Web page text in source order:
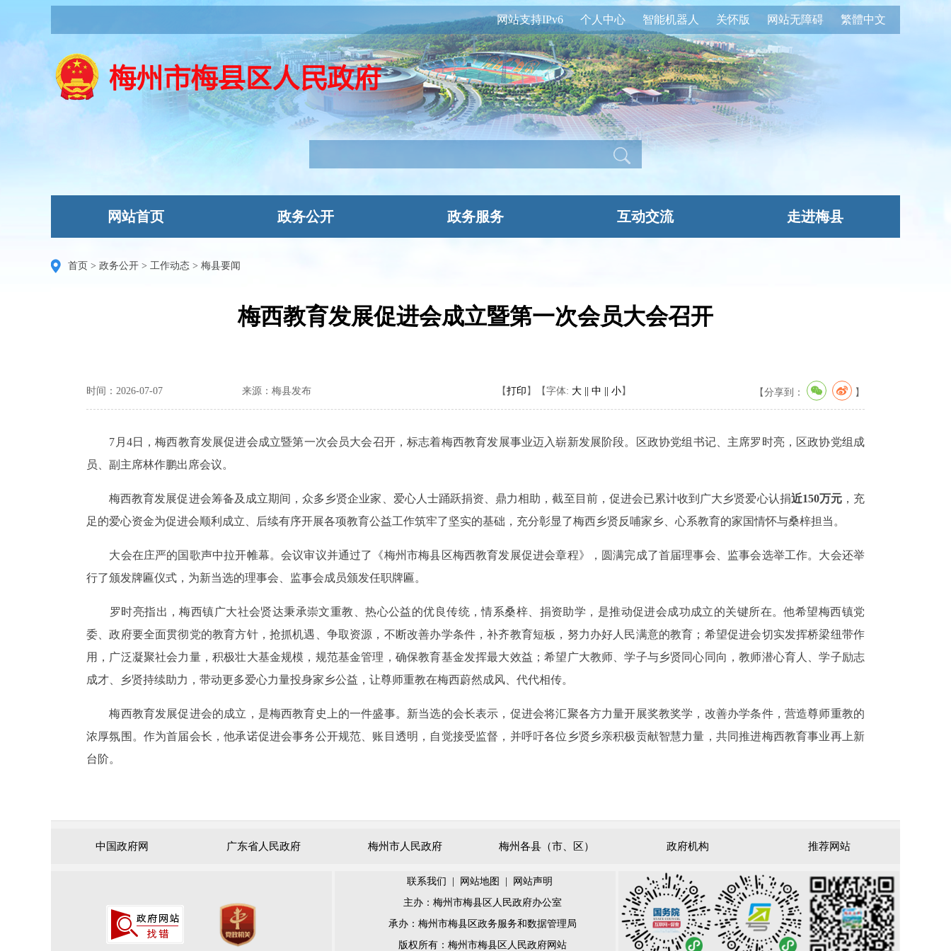
繁體中文
网站无障碍
关怀版
智能机器人
个人中心
网站支持IPv6
网站首页 政务公开 政务服务 互动交流 走进梅县
首页 > 政务公开 > 工作动态 > 梅县要闻
梅西教育发展促进会成立暨第一次会员大会召开
时间：2026-07-07 来源：梅县发布 【分享到： 】
【字体: 大 || 中 || 小】
【打印 】
7月4日，梅西教育发展促进会成立暨第一次会员大会召开，标志着梅西教育发展事业迈入崭新发展阶段。区政协党组书记、主席罗时亮，区政协党组成
员、副主席林作鹏出席会议。
梅西教育发展促进会筹备及成立期间，众多乡贤企业家、爱心人士踊跃捐资、鼎力相助，截至目前，促进会已累计收到广大乡贤爱心认捐近150万元，充
足的爱心资金为促进会顺利成立、后续有序开展各项教育公益工作筑牢了坚实的基础，充分彰显了梅西乡贤反哺家乡、心系教育的家国情怀与桑梓担当。
大会在庄严的国歌声中拉开帷幕。会议审议并通过了《梅州市梅县区梅西教育发展促进会章程》，圆满完成了首届理事会、监事会选举工作。大会还举
行了颁发牌匾仪式，为新当选的理事会、监事会成员颁发任职牌匾。
罗时亮指出，梅西镇广大社会贤达秉承崇文重教、热心公益的优良传统，情系桑梓、捐资助学，是推动促进会成功成立的关键所在。他希望梅西镇党
委、政府要全面贯彻党的教育方针，抢抓机遇、争取资源，不断改善办学条件，补齐教育短板，努力办好人民满意的教育；希望促进会切实发挥桥梁纽带作
用，广泛凝聚社会力量，积极壮大基金规模，规范基金管理，确保教育基金发挥最大效益；希望广大教师、学子与乡贤同心同向，教师潜心育人、学子励志
成才、乡贤持续助力，带动更多爱心力量投身家乡公益，让尊师重教在梅西蔚然成风、代代相传。
梅西教育发展促进会的成立，是梅西教育史上的一件盛事。新当选的会长表示，促进会将汇聚各方力量开展奖教奖学，改善办学条件，营造尊师重教的
浓厚氛围。作为首届会长，他承诺促进会事务公开规范、账目透明，自觉接受监督，并呼吁各位乡贤乡亲积极贡献智慧力量，共同推进梅西教育事业再上新
台阶。
中国政府网 广东省人民政府 梅州市人民政府 梅州各县（市、区） 政府机构 推荐网站
联系我们 网站地图
网站声明
主办：梅州市梅县区人民政府办公室
承办：梅州市梅县区政务服务和数据管理局
版权所有：梅州市梅县区人民政府网站